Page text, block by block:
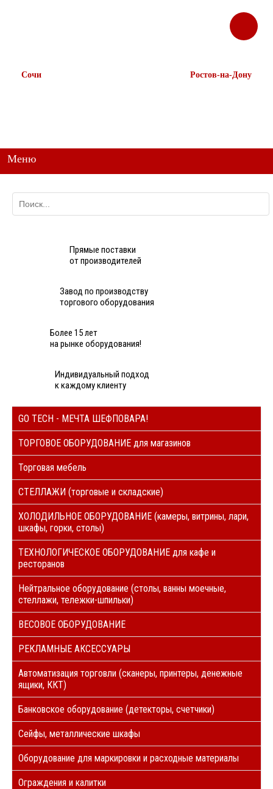
Сочи
ЗАКАЗАТЬ
ЗВОНОК
Ростов-на-Дону
Меню
Прямые поставки
от производителей
Завод по производству
торгового оборудования
Более 15 лет
на рынке оборудования!
Индивидуальный подход
к каждому клиенту
GO TECH - МЕЧТА ШЕФПОВАРА!
ТОРГОВОЕ ОБОРУДОВАНИЕ для магазинов
Торговая мебель
СТЕЛЛАЖИ (торговые и складские)
ХОЛОДИЛЬНОЕ ОБОРУДОВАНИЕ (камеры, витрины, лари,
шкафы, горки, столы)
ТЕХНОЛОГИЧЕСКОЕ ОБОРУДОВАНИЕ для кафе и
ресторанов
Нейтральное оборудование (столы, ванны моечные,
стеллажи, тележки-шпильки)
ВЕСОВОЕ ОБОРУДОВАНИЕ
РЕКЛАМНЫЕ АКСЕССУАРЫ
Автоматизация торговли (сканеры, принтеры, денежные
ящики, ККТ)
Банковское оборудование (детекторы, счетчики)
Сейфы, металлические шкафы
Оборудование для маркировки и расходные материалы
Ограждения и калитки